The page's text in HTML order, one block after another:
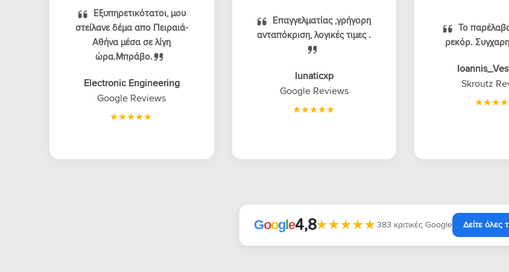
Εξυπηρετικότατοι, μου
στείλανε δέμα απο Πειραιά-
Αθήνα μέσα σε λίγη
ώρα.Μπράβο.
Electronic Engineering
Google Reviews
Επαγγελματίας ,γρήγορη
ανταπόκριση, λογικές τιμες .
lunaticxp
Google Reviews
Το
ρεκόρ.
Skroutz
Google4,8★★★★★
★★★★★ 383 κριτικές Google Δείτε όλες